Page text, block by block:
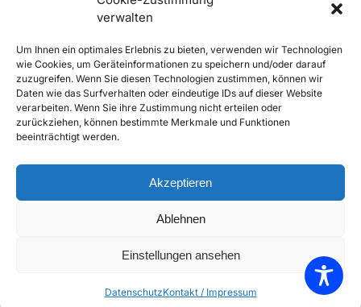
verwalten
Um Ihnen ein optimales Erlebnis zu bieten, verwenden wir Technologien
wie Cookies, um Geräteinformationen zu speichern und/oder darauf
zuzugreifen. Wenn Sie diesen Technologien zustimmen, können wir
Daten wie das Surfverhalten oder eindeutige IDs auf dieser Website
verarbeiten. Wenn Sie ihre Zustimmung nicht erteilen oder
zurückziehen, können bestimmte Merkmale und Funktionen
beeinträchtigt werden.
Akzeptieren
Ablehnen
Einstellungen ansehen
DatenschutzKontakt / Impressum
Benzinpumpe, Kraftstoffpumpe
Membransatz (3 Stück)
€14,90 inkl. Mwst
Enthält 20% Mwst
zzgl.Versand
Lieferzeit: Sofort lieferbar
Add to Compare
Benzinpumpe, Kraftstoffpumpe
Reparatursatz
€149,90 inkl. Mwst
Enthält 20% Mwst
zzgl.Versand
Add to Compare